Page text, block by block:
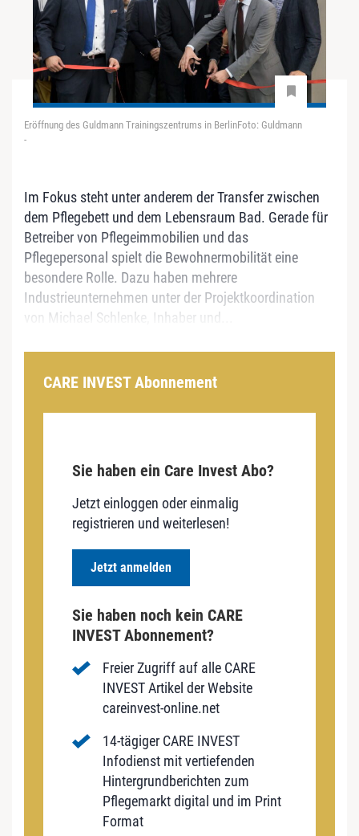
Eröffnung des Guldmann Trainingszentrums in BerlinFoto: Guldmann
-
Im Fokus steht unter anderem der Transfer zwischen
dem Pflegebett und dem Lebensraum Bad. Gerade für
Betreiber von Pflegeimmobilien und das
Pflegepersonal spielt die Bewohnermobilität eine
besondere Rolle. Dazu haben mehrere
Industrieunternehmen unter der Projektkoordination
von Michael Schlenke, Inhaber und...
CARE INVEST Abonnement
Sie haben ein Care Invest Abo?
Jetzt einloggen oder einmalig
registrieren und weiterlesen!
Jetzt anmelden
Sie haben noch kein CARE
INVEST Abonnement?
Freier Zugriff auf alle CARE
INVEST Artikel der Website
careinvest-online.net
14-tägiger CARE INVEST
Infodienst mit vertiefenden
Hintergrundberichten zum
Pflegemarkt digital und im Print
Format